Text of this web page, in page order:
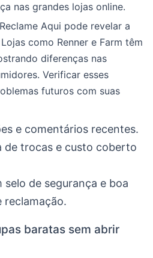
nas grandes lojas online.
Aqui pode revelar a
como Renner e Farm têm
diferenças nas
Verificar esses
futuros com suas
e comentários recentes.
de trocas e custo coberto
selo de segurança e boa
reclamação.
baratas sem abrir